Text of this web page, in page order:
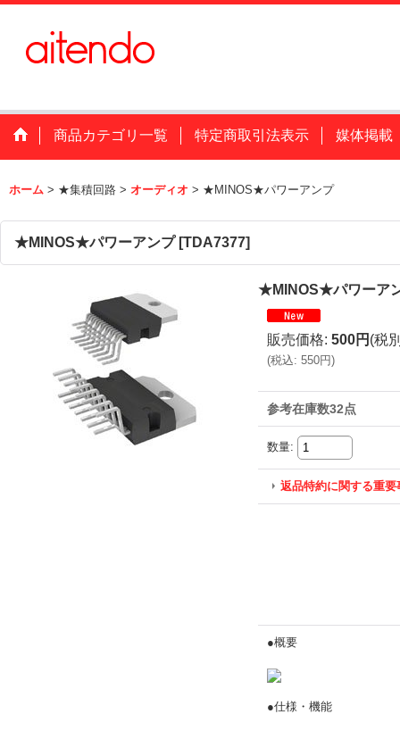
商品カテゴリ一覧 特定商取引法表示 媒体掲載
ホーム > ★集積回路 > オーディオ > ★MINOS★パワーアンプ
★MINOS★パワーアンプ [TDA7377]
★MINOS★パワーア
販売価格: 500円 (税
(税込: 550円)
参考在庫数32点
数量:
返品特約に関する重要
●概要
●仕様・機能